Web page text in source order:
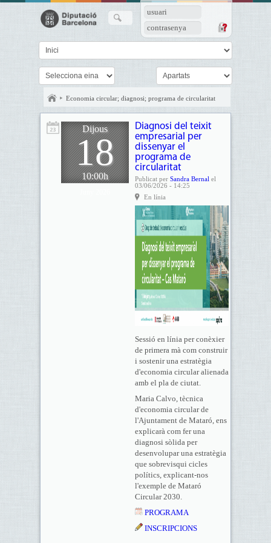
usuari
contrasenya
Economia circular; diagnosi; programa de circularitat
Dijous
18
10:00h
Diagnosi del teixit
empresarial per
dissenyar el
programa de
circularitat
Publicat per Sandra Bernal el
03/06/2026 - 14:25
En línia
Sessió en línia per conèxier
de primera mà com construir
i sostenir una estratègia
d'economia circular alienada
amb el pla de ciutat.
Maria Calvo, tècnica
d'economia circular de
l'Ajuntament de Mataró, ens
explicarà com fer una
diagnosi sòlida per
desenvolupar una estratègia
que sobrevisqui cicles
polítics, explicant-nos
l'exemple de Mataró
Circular 2030.
PROGRAMA
INSCRIPCIONS